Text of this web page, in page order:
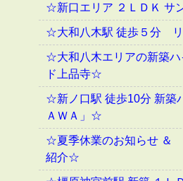
☆新口エリア ２ＬＤＫ サ
☆大和八木駅 徒歩５分
☆大和八木エリアの新築
ド上品寺☆
☆新ノ口駅 徒歩10分 新築
ＡＷＡ」☆
☆夏季休業のお知らせ ＆
紹介☆